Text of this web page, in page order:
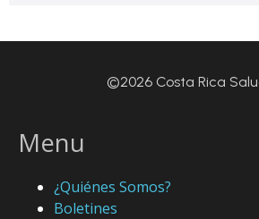
©2026 Costa Rica
Menu
¿Quiénes Somos?
Boletines